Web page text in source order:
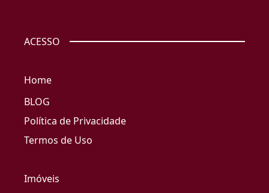
ACESSO
Home
BLOG
Política de Privacidade
Termos de Uso
Imóveis